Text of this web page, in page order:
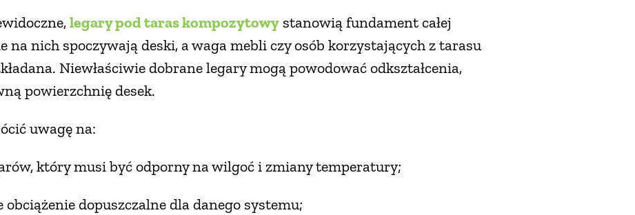
legary pod taras kompozytowystanowią fundament całej
na nich spoczywają deski, a waga mebli czy osób korzystających z tarasu
Niewłaściwie dobrane legary mogą powodować odkształcenia,
powierzchnię desek.
uwagę na:
który musi być odporny na wilgoć i zmiany temperatury;
dopuszczalne dla danego systemu;